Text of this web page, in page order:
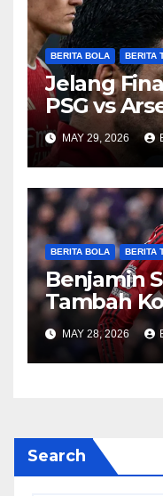
BERITA BOLA BERITA
Jelang
PSG vs
Sengit
MAY 29, 2026
BERITA BOLA BERITA
Benjamin
Tambah
2026/27
MAY 28, 2026
Search